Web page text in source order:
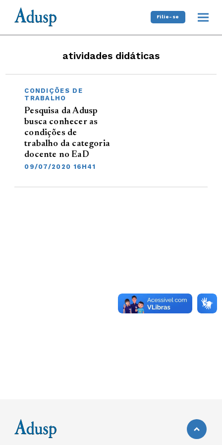
Filie-se
atividades didáticas
CONDIÇÕES DE
TRABALHO
Pesquisa da Adusp
busca conhecer as
condições de
trabalho da categoria
docente no EaD
09/07/2020 16H41